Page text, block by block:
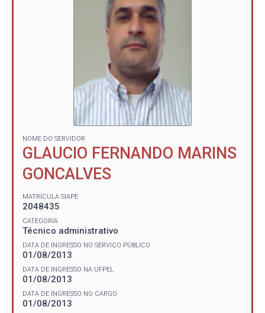
NOME DO SERVIDOR
GLAUCIO FERNANDO MARINS
GONCALVES
MATRÍCULA SIAPE
2048435
CATEGORIA
Técnico administrativo
DATA DE INGRESSO NO SERVIÇO PÚBLICO
01/08/2013
DATA DE INGRESSO NA UFPEL
01/08/2013
DATA DE INGRESSO NO CARGO
01/08/2013